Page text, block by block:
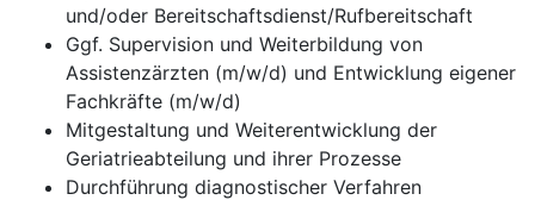
und/oder Bereitschaftsdienst/Rufbereitschaft
Ggf. Supervision und Weiterbildung von
Assistenzärzten (m/w/d) und Entwicklung eigener
Fachkräfte (m/w/d)
Mitgestaltung und Weiterentwicklung der
Geriatrieabteilung und ihrer Prozesse
Durchführung diagnostischer Verfahren